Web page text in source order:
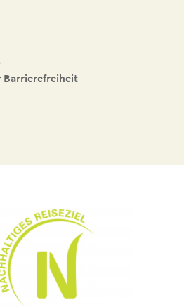
Barrierefreiheit